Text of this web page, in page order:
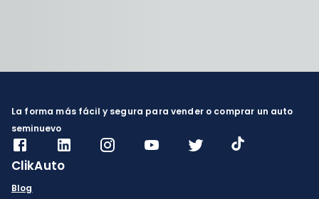
La forma más fácil y segura para vender o comprar un auto
seminuevo
ClikAuto
Blog